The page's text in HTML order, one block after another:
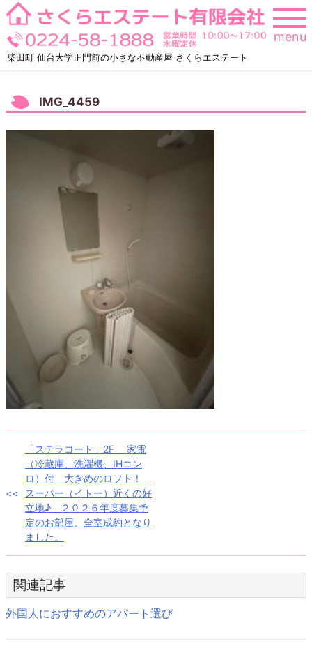
Skip
to
content
柴田町 仙台大学正門前の小さな不動産屋 さくらエステート
menu
IMG_4459
ナ
ゲ
ー
シ
「ステラコート」2F 家電
（冷蔵庫、洗濯機、IHコン
ロ）付 大きめのロフト！
スーパー（イトー）近くの好
立地♪ ２０２６年度募集予
定のお部屋、全室成約となり
ました。
関連記事
外国人におすすめのアパート選び